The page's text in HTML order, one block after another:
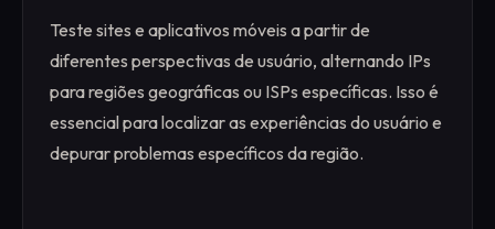
Teste sites e aplicativos móveis a partir de
diferentes perspectivas de usuário, alternando IPs
para regiões geográficas ou ISPs específicas. Isso é
essencial para localizar as experiências do usuário e
depurar problemas específicos da região.